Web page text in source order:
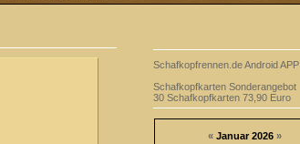
Schafkopfrennen.de Android APP
Schafkopfkarten Sonderangebot
30 Schafkopfkarten 73,90 Euro
«Januar 2026 »